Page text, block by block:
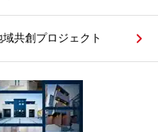
域共創プロジェクト